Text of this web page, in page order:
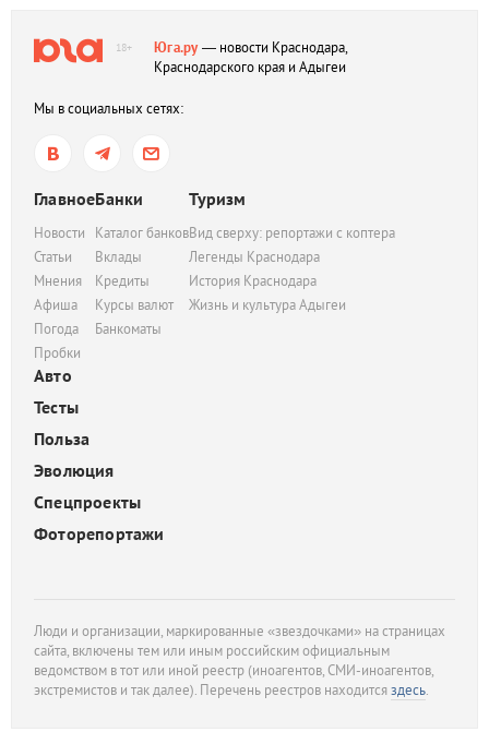
18+ Юга.ру— новости Краснодара,
Краснодарского края и Адыгеи
Мы в социальных сетях:
Главное
Новости
Статьи
Мнения
Афиша
Погода
Пробки
Банки
Каталог банков
Вклады
Кредиты
Курсы валют
Банкоматы
Туризм
Вид сверху: репортажи с коптера
Легенды Краснодара
История Краснодара
Жизнь и культура Адыгеи
Авто
Тесты
Польза
Эволюция
Спецпроекты
Фоторепортажи
Люди и организации, маркированные «звездочками» на страницах
сайта, включены тем или иным российским официальным
ведомством в тот или иной реестр (иноагентов, СМИ-иноагентов,
экстремистов и так далее). Перечень реестров находитсяздесь.